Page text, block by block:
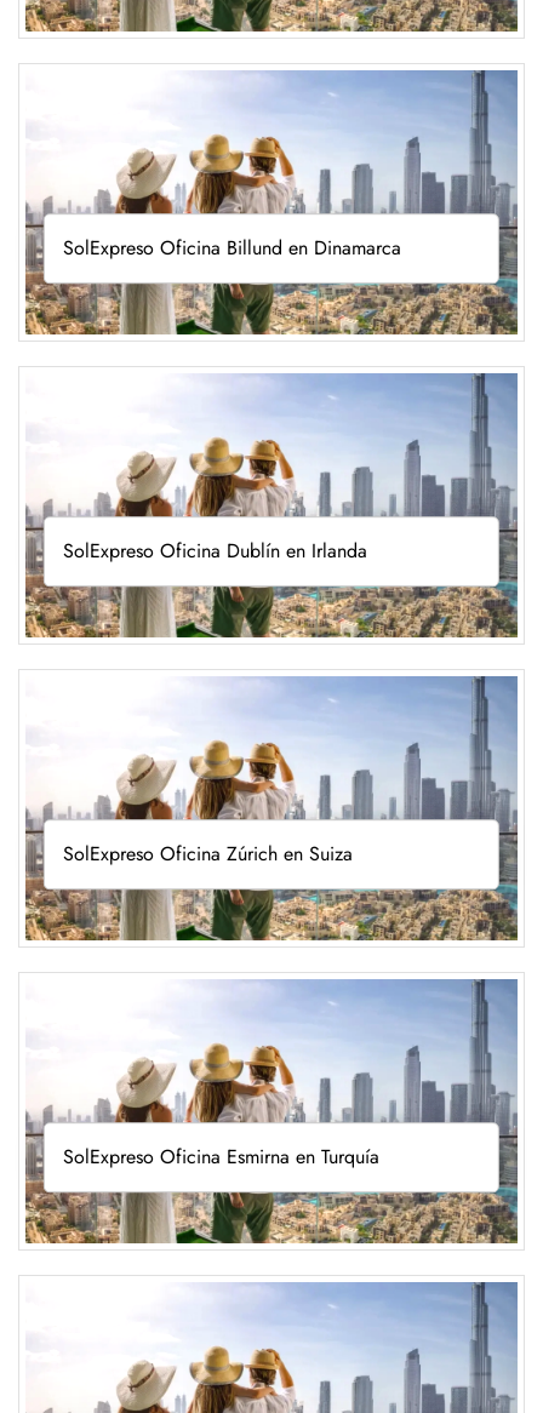
SolExpreso Oficina Billund en Dinamarca
SolExpreso Oficina Dublín en Irlanda
SolExpreso Oficina Zúrich en Suiza
SolExpreso Oficina Esmirna en Turquía